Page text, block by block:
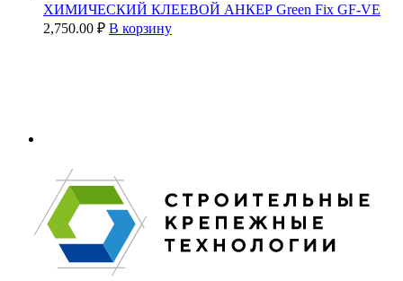
ХИМИЧЕСКИЙ КЛЕЕВОЙ АНКЕР Green Fix GF-VE
2,750.00 ₽ В корзину